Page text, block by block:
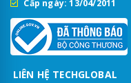
Cấp ngày: 13/04/2011
LIÊN HỆ TECHGLOBAL